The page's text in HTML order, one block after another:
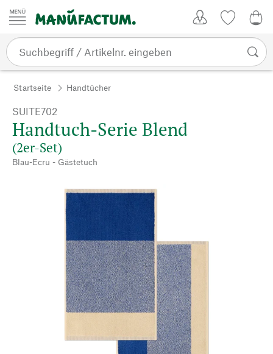
Zum Inhalt springen
Startseite Handtücher
SUITE702
Handtuch-Serie Blend
(2er-Set)
Blau-Ecru - Gästetuch